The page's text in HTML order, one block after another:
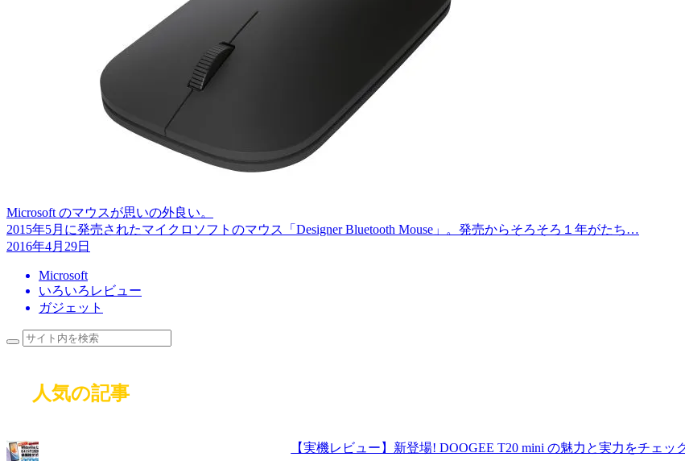
Microsoft のマウスが思いの外良い。
2015年5月に発売されたマイクロソフトのマウス「Designer Bluetooth Mouse」。発売からそろそろ１年がたち…
2016年4月29日
Microsoft
いろいろレビュー
ガジェット
人気の記事
【実機レビュー】新登場! DOOGEE T20 mini の魅力と実力をチェッ